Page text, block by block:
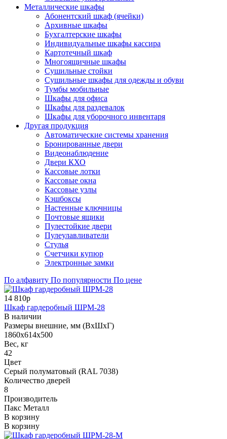
Металлические шкафы
Абонентский шкаф (ячейки)
Архивные шкафы
Бухгалтерские шкафы
Индивидуальные шкафы кассира
Картотечный шкаф
Многоящичные шкафы
Сушильные стойки
Сушильные шкафы для одежды и обуви
Тумбы мобильные
Шкафы для офиса
Шкафы для раздевалок
Шкафы для уборочного инвентаря
Другая продукция
Автоматические системы хранения
Бронированные двери
Видеонаблюдение
Двери КХО
Кассовые лотки
Кассовые окна
Кассовые узлы
Кэшбоксы
Настенные ключницы
Почтовые ящики
Пулестойкие двери
Пулеулавливатели
Стулья
Счетчики купюр
Электронные замки
По алфавиту По популярности По цене
14 810р
Шкаф гардеробный ШРМ-28
В наличии
Размеры внешние, мм (ВхШхГ)
1860х614х500
Вес, кг
42
Цвет
Серый полуматовый (RAL 7038)
Количество дверей
8
Производитель
Пакс Металл
В корзину
В корзину